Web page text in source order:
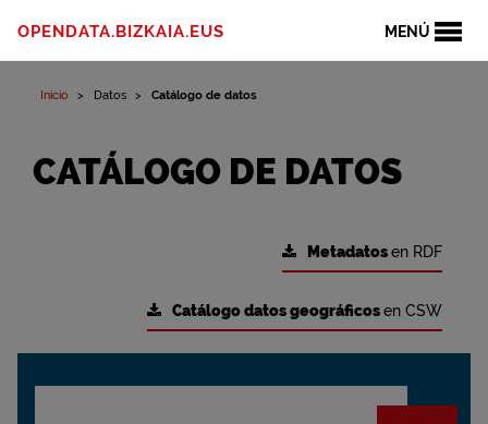
MENÚ
OPENDATA.BIZKAIA.EUS
Inicio Datos Catálogo de datos
CATÁLOGO DE DATOS
Metadatosen RDF
Catálogo datos geográficosen CSW